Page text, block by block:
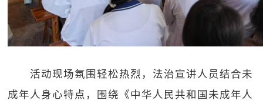
活动现场氛围轻松热烈，法治宣讲人员结合未
成年人身心特点，围绕《中华人民共和国未成年人